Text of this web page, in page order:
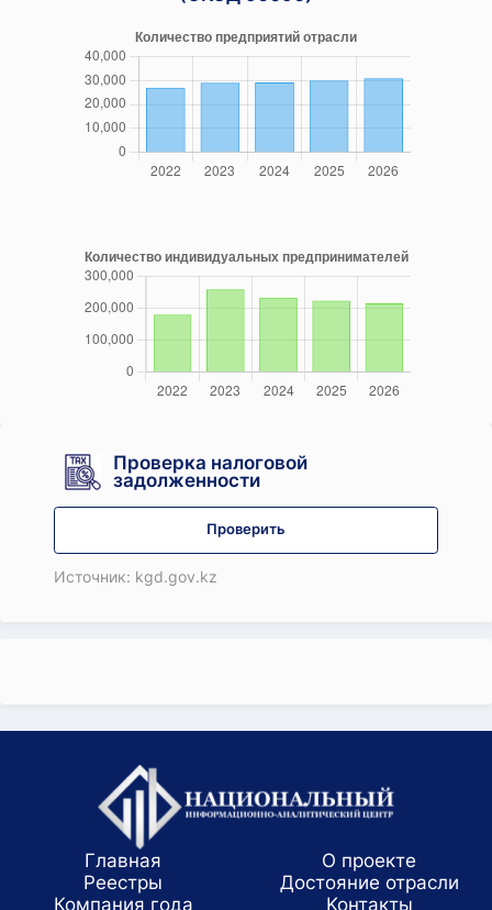
Проверка налоговой
задолженности
Проверить
Источник: kgd.gov.kz
Главная
О проекте
Реестры
Достояние отрасли
Компания года
Koнтaкты